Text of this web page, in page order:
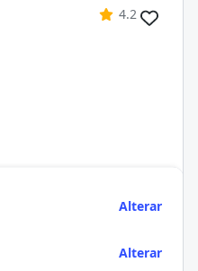
4.2
Alterar
Alterar